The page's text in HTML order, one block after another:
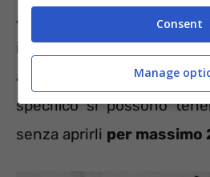
atteggiamento
intatti a lungo in attesa
aperti può causare
specifico si possono
senza aprirli per massimo
Consent
Manage